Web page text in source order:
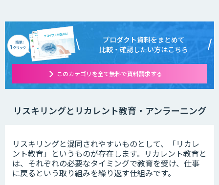
プロダクト資料をまとめて
比較・確認したい方はこちら
このカテゴリを全て無料で資料請求する
リスキリングとリカレント教育・アンラーニング
リスキリングと混同されやすいものとして、「リカレ
ント教育」というものが存在します。リカレント教育と
は、それぞれの必要なタイミングで教育を受け、仕事
に戻るという取り組みを繰り返す仕組みです。